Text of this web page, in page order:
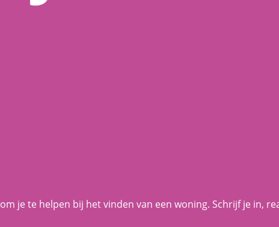
om je te helpen bij het vinden van een woning. Schrijf je in,